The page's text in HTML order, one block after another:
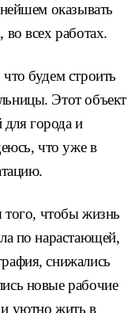
оказывать
всех работах.
будем строить
Этот объект
города и
что уже в
того, чтобы жизнь
по нарастающей,
снижались
новые рабочие
уютно жить в